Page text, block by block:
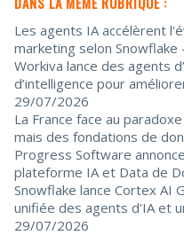
Les agents IA accélèrent
marketing selon Snowflake
Workiva lance des agents
d’intelligence pour
29/07/2026
La France face au
mais des fondations de
Progress Software
plateforme IA et Data de
Snowflake lance Cortex AI
unifiée des agents d'IA et
29/07/2026